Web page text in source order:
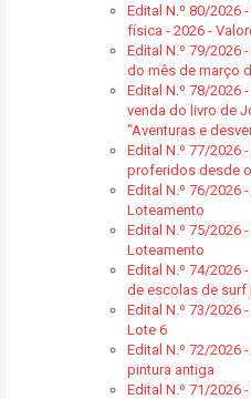
Edital N.º 80/2026
física - 2026 -
Edital N.º 79/2026
do mês de março
Edital N.º 78/2026
venda do livro de
"Aventuras e
Edital N.º 77/2026
proferidos desde
Edital N.º 76/2026
Loteamento
Edital N.º 75/2026
Loteamento
Edital N.º 74/2026
de escolas de surf
Edital N.º 73/2026
Lote 6
Edital N.º 72/2026
pintura antiga
Edital N.º 71/2026